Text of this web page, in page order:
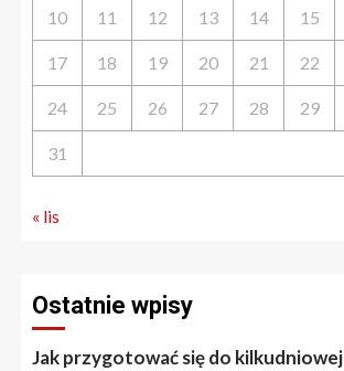
10 11 12 13 14 15
17 18 19 20 21 22
24 25 26 27 28 29
31
« lis
Ostatnie wpisy
Jak przygotować się do kilkudniowej